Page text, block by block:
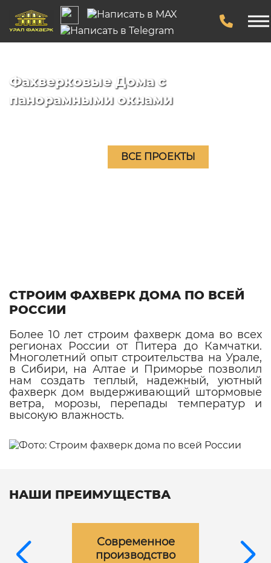
Фахверковые Дома с
панорамными окнами
ВСЕ ПРОЕКТЫ
СТРОИМ ФАХВЕРК ДОМА ПО ВСЕЙ
РОССИИ
Более 10 лет строим фахверк дома во всех
регионах России от Питера до Камчатки.
Многолетний опыт строительства на Урале,
в Сибири, на Алтае и Приморье позволил
нам создать теплый, надежный, уютный
фахверк дом выдерживающий штормовые
ветра, морозы, перепады температур и
высокую влажность.
НАШИ ПРЕИМУЩЕСТВА
Современное
производство